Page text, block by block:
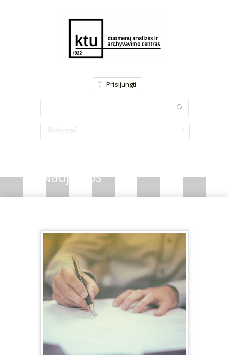
Prisijungti
Mokymai
Naujienos